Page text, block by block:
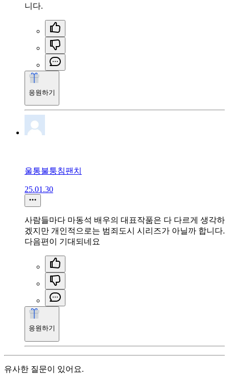
니다.
응원하기
울통불퉁침팬치
25.01.30
사람들마다 마동석 배우의 대표작품은 다 다르게 생각하
겠지만 개인적으로는 범죄도시 시리즈가 아닐까 합니다.
다음편이 기대되네요
응원하기
유사한 질문이 있어요.